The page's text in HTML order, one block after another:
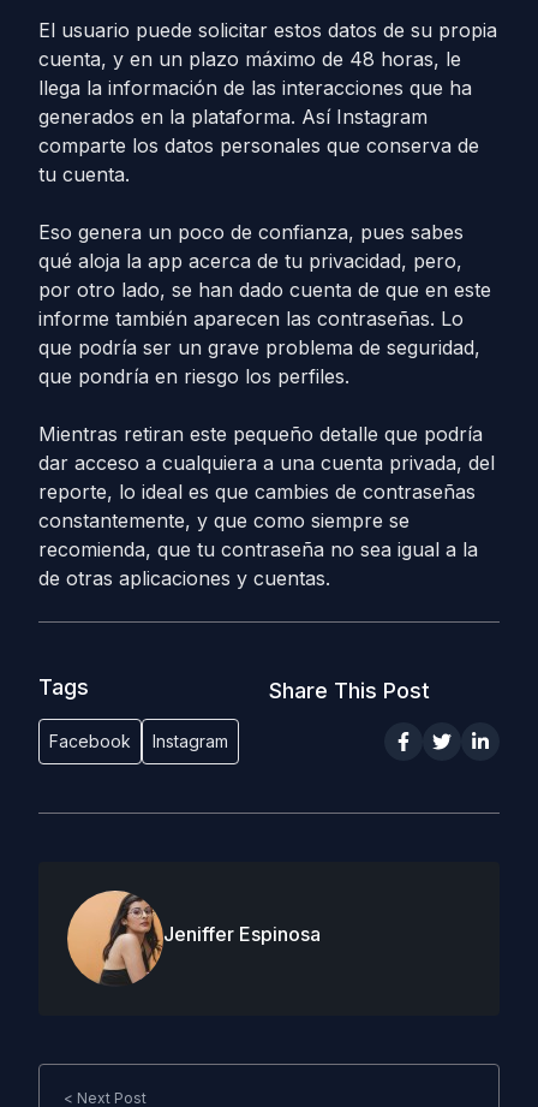
El usuario puede solicitar estos datos de su propia
cuenta, y en un plazo máximo de 48 horas, le
llega la información de las interacciones que ha
generados en la plataforma. Así Instagram
comparte los datos personales que conserva de
tu cuenta.
Eso genera un poco de confianza, pues sabes
qué aloja la app acerca de tu privacidad, pero,
por otro lado, se han dado cuenta de que en este
informe también aparecen las contraseñas. Lo
que podría ser un grave problema de seguridad,
que pondría en riesgo los perfiles.
Mientras retiran este pequeño detalle que podría
dar acceso a cualquiera a una cuenta privada, del
reporte, lo ideal es que cambies de contraseñas
constantemente, y que como siempre se
recomienda, que tu contraseña no sea igual a la
de otras aplicaciones y cuentas.
Tags
Facebook Instagram
Share This Post
Jeniffer Espinosa
< Next Post